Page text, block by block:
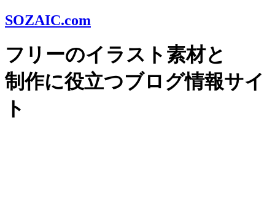
SOZAIC.com
フリーのイラスト素材と
制作に役立つブログ情報サイ
ト